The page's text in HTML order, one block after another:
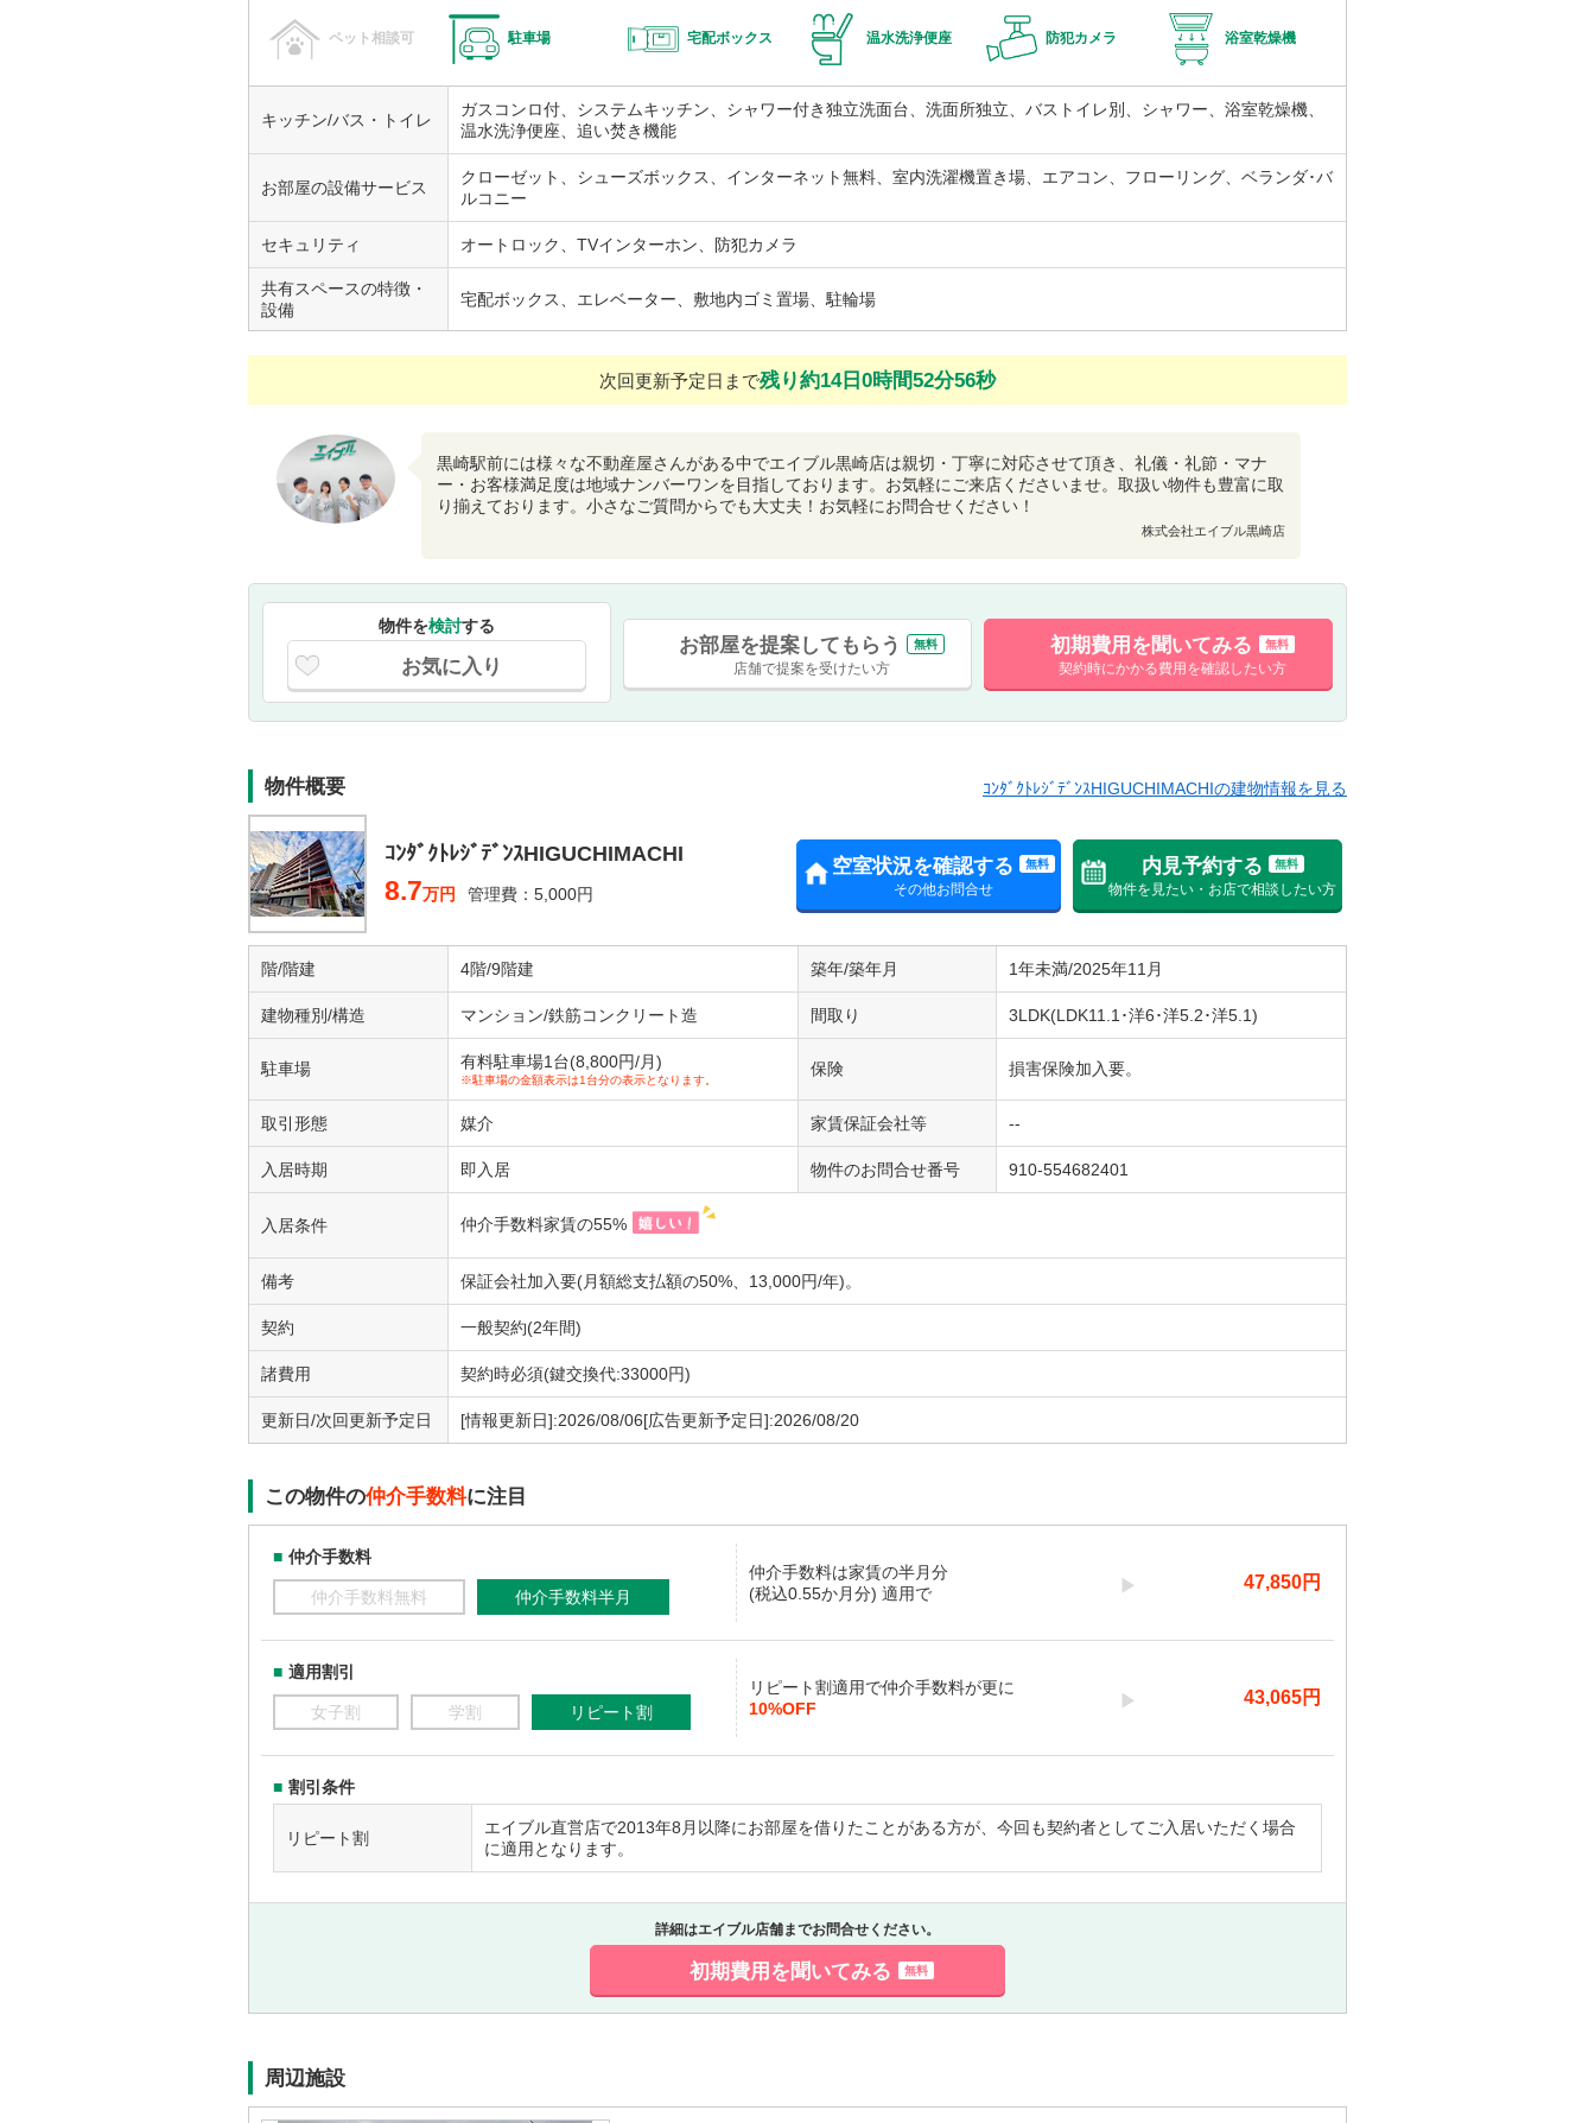
ペット相談可 駐車場 宅配ボックス 温水洗浄便座 防犯カメラ 浴室乾燥機
キッチン/バス・トイレ
ガスコンロ付、システムキッチン、シャワー付き独立洗面台、洗面所独立、バストイレ別、シャワー、浴室乾燥機、
温水洗浄便座、追い焚き機能
お部屋の設備サービス
クローゼット、シューズボックス、インターネット無料、室内洗濯機置き場、エアコン、フローリング、ベランダ･バ
ルコニー
セキュリティ オートロック、TVインターホン、防犯カメラ
共有スペースの特徴・
設備
宅配ボックス、エレベーター、敷地内ゴミ置場、駐輪場
次回更新予定日まで残り約14日0時間52分55秒
黒崎駅前には様々な不動産屋さんがある中でエイブル黒崎店は親切・丁寧に対応させて頂き、礼儀・礼節・マナ
ー・お客様満足度は地域ナンバーワンを目指しております。お気軽にご来店くださいませ。取扱い物件も豊富に取
り揃えております。小さなご質問からでも大丈夫！お気軽にお問合せください！
株式会社エイブル黒崎店
物件を検討する
お気に入り
お部屋を提案してもらう 無料
店舗で提案を受けたい方
初期費用を聞いてみる 無料
契約時にかかる費用を確認したい方
物件概要
ｺﾝﾀﾞｸﾄﾚｼﾞﾃﾞﾝｽHIGUCHIMACHI
8.7万円 管理費：5,000円
空室状況を確認する 無料
その他お問合せ
内見予約する 無料
物件を見たい・お店で相談したい方
ｺﾝﾀﾞｸﾄﾚｼﾞﾃﾞﾝｽHIGUCHIMACHIの建物情報を見る
階/階建 4階/9階建 築年/築年月 1年未満/2025年11月
建物種別/構造 マンション/鉄筋コンクリート造 間取り 3LDK(LDK11.1･洋6･洋5.2･洋5.1)
駐車場 有料駐車場1台(8,800円/月)
※駐車場の金額表示は1台分の表示となります。
保険 損害保険加入要。
取引形態 媒介 家賃保証会社等 --
入居時期 即入居 物件のお問合せ番号 910-554682401
入居条件 仲介手数料家賃の55%
備考 保証会社加入要(月額総支払額の50%、13,000円/年)。
契約 一般契約(2年間)
諸費用 契約時必須(鍵交換代:33000円)
更新日/次回更新予定日 [情報更新日]:2026/08/06[広告更新予定日]:2026/08/20
この物件の仲介手数料に注目
仲介手数料
仲介手数料無料 仲介手数料半月
仲介手数料は家賃の半月分
(税込0.55か月分) 適用で
47,850円
適用割引
女子割 学割 リピート割
リピート割適用で仲介手数料が更に
10%OFF
43,065円
割引条件
リピート割
エイブル直営店で2013年8月以降にお部屋を借りたことがある方が、今回も契約者としてご入居いただく場合
に適用となります。
詳細はエイブル店舗までお問合せください。
初期費用を聞いてみる 無料
周辺施設